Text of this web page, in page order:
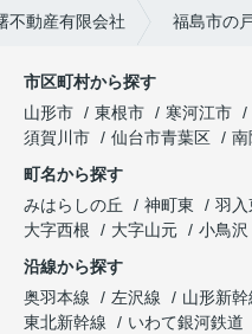
不動産有限会社 福島市の
市区町村から探す
山形市
東根市 寒河江市
須賀川市
仙台市青葉区 南
町名から探す
みはらしの丘
神町東 羽入
大字西根
大字山元 小鳥沢
沿線から探す
奥羽本線
左沢線 山形新幹
東北新幹線
いわて銀河鉄道